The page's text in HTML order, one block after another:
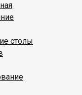
столы